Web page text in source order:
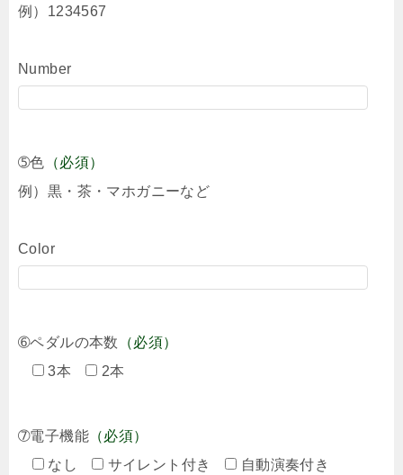
例）1234567
Number
➄色 （必須）
例）黒・茶・マホガニーなど
Color
➅ペダルの本数
（必須）
3本
2本
➆電子機能 （必須）
なし
サイレント付き 自動演奏付き